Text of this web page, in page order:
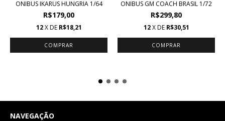
ONIBUS IKARUS HUNGRIA 1/64
R$179,00
12 X DE R$18,21
ONIBUS GM COACH BRASIL 1/72
R$299,80
12 X DE R$30,51
NAVEGAÇÃO